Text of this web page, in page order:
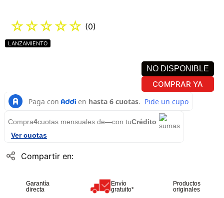
☆☆☆☆☆ (0)
LANZAMIENTO
NO DISPONIBLE
COMPRAR YA
Compra4cuotas mensuales de—con tuCrédito
Ver cuotas
Garantía
directa
Envío
gratuito*
Productos
originales